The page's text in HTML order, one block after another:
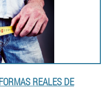
REALES DE